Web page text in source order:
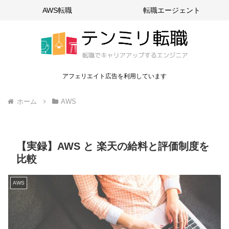
アフェリエイト広告を利用しています
AWS転職 転職エージェント
ホーム AWS
【実録】AWS と 楽天の給料と評価制度を
比較
AWS